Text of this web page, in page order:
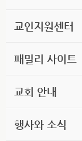
교인지원센터
패밀리 사이트
교회 안내
행사와 소식